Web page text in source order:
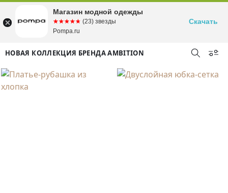
НОВАЯ КОЛЛЕКЦИЯ БРЕНДА AMBITION
Магазин модной одежды
☆☆☆☆☆
★★★★★ (23) звезды
Pompa.ru
Скачать